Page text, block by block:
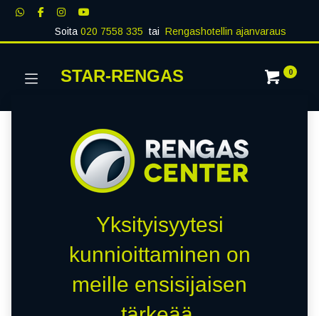
Soita020 7558 335 tai Rengashotellin ajanvaraus
STAR-RENGAS 0
Yksityisyytesi
kunnioittaminen on
meille ensisijaisen